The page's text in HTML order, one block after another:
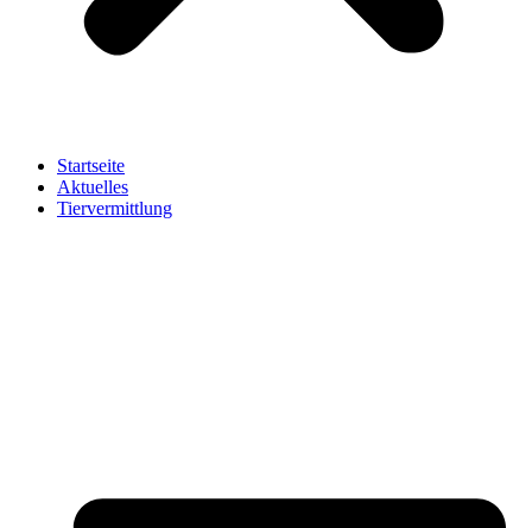
Startseite
Aktuelles
Tiervermittlung